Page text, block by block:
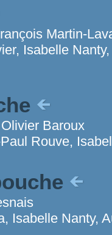
Martin-
Isabelle
Olivier Baroux
Rouve,
Isabelle Nanty,